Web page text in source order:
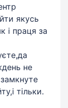
якусь
і праця за
не
тільки.